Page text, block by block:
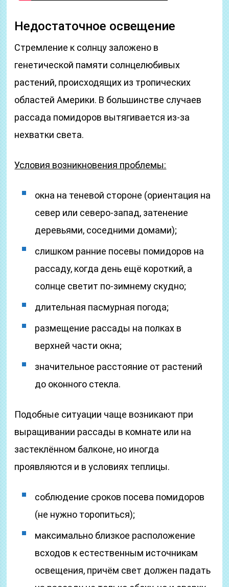
Недостаточное освещение
Стремление к солнцу заложено в
генетической памяти солнцелюбивых
растений, происходящих из тропических
областей Америки. В большинстве случаев
рассада помидоров вытягивается из-за
нехватки света.
Условия возникновения проблемы:
окна на теневой стороне (ориентация на
север или северо-запад, затенение
деревьями, соседними домами);
слишком ранние посевы помидоров на
рассаду, когда день ещё короткий, а
солнце светит по-зимнему скудно;
длительная пасмурная погода;
размещение рассады на полках в
верхней части окна;
значительное расстояние от растений
до оконного стекла.
Подобные ситуации чаще возникают при
выращивании рассады в комнате или на
застеклённом балконе, но иногда
проявляются и в условиях теплицы.
соблюдение сроков посева помидоров
(не нужно торопиться);
максимально близкое расположение
всходов к естественным источникам
освещения, причём свет должен падать